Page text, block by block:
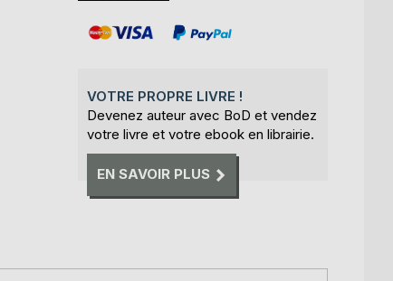
VOTRE PROPRE LIVRE !
Devenez auteur avec BoD et vendez
votre livre et votre ebook en librairie.
EN SAVOIR PLUS